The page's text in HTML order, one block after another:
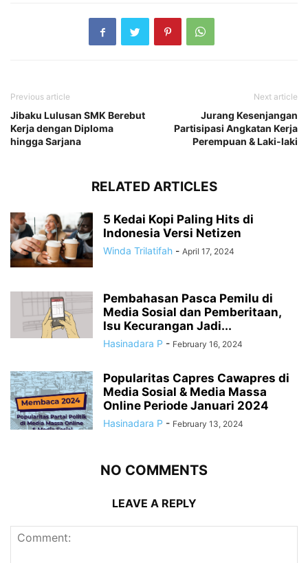
Previous article
Jibaku Lulusan SMK Berebut
Kerja dengan Diploma
hingga Sarjana
Next article
Jurang Kesenjangan
Partisipasi Angkatan Kerja
Perempuan & Laki-laki
RELATED ARTICLES
5 Kedai Kopi Paling Hits di
Indonesia Versi Netizen
Winda Trilatifah - April 17, 2024
Pembahasan Pasca Pemilu di
Media Sosial dan Pemberitaan,
Isu Kecurangan Jadi...
Hasinadara P - February 16, 2024
Popularitas Capres Cawapres di
Media Sosial & Media Massa
Online Periode Januari 2024
Hasinadara P - February 13, 2024
NO COMMENTS
LEAVE A REPLY